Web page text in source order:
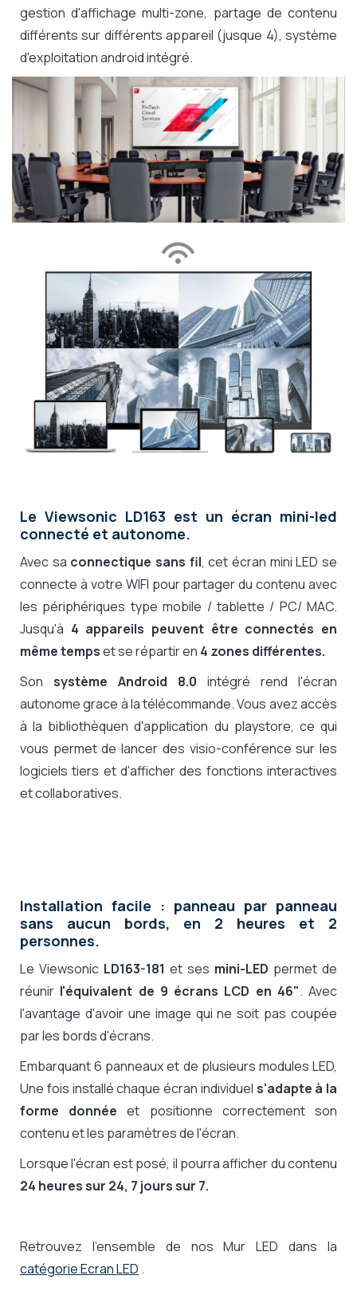
gestion d'affichage multi-zone, partage de contenu
différents sur différents appareil (jusque 4), système
d'exploitation android intégré.
Le Viewsonic LD163 est un écran mini-led
connecté et autonome.
Avec sa connectique sans fil, cet écran mini LED se
connecte à votre WIFI pour partager du contenu avec
les périphériques type mobile / tablette / PC/ MAC.
Jusqu'à 4 appareils peuvent être connectés en
même tempset se répartir en 4 zones différentes.
Son système Android 8.0 intégré rend l'écran
autonome grace à la télécommande. Vous avez accès
à la bibliothèquen d'application du playstore, ce qui
vous permet de lancer des visio-conférence sur les
logiciels tiers et d'afficher des fonctions interactives
et collaboratives.
Installation facile : panneau par panneau
sans aucun bords, en 2 heures et 2
personnes.
Le Viewsonic LD163-181 et ses mini-LED permet de
réunir l'équivalent de 9 écrans LCD en 46". Avec
l'avantage d'avoir une image qui ne soit pas coupée
par les bords d'écrans.
Embarquant 6 panneaux et de plusieurs modules LED,
Une fois installé chaque écran individuel s'adapte à la
forme donnée et positionne correctement son
contenu et les paramètres de l'écran.
Lorsque l'écran est posé, il pourra afficher du contenu
24 heures sur 24, 7 jours sur 7.
Retrouvez l'ensemble de nos Mur LED dans la
catégorie Ecran LED .